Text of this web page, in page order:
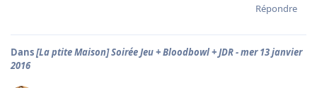
Répondre
Dans[La ptite Maison] Soirée Jeu + Bloodbowl + JDR - mer 13 janvier
2016